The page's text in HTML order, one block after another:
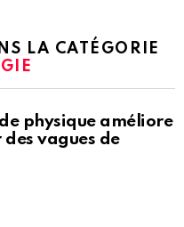
LA CATÉGORIE
physique améliore
vagues de